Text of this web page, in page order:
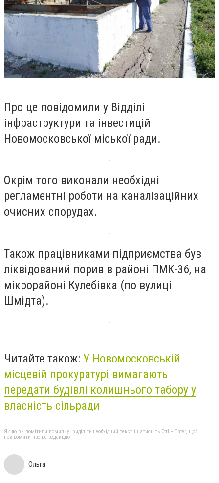
Про це повідомили у Відділі
інфраструктури та інвестицій
Новомосковської міської ради.
Окрім того виконали необхідні
регламентні роботи на каналізаційних
очисних спорудах.
Також працівниками підприємства був
ліквідований порив в районі ПМК-36, на
мікрорайоні Кулебівка (по вулиці
Шмідта).
Читайте також: У Новомосковській
місцевій прокуратурі вимагають
передати будівлі колишнього табору у
власність сільради
Якщо ви помітили помилку, виділіть необхідний текст і натисніть Ctrl + Enter, щоб
повідомити про це редакцію
Ольга